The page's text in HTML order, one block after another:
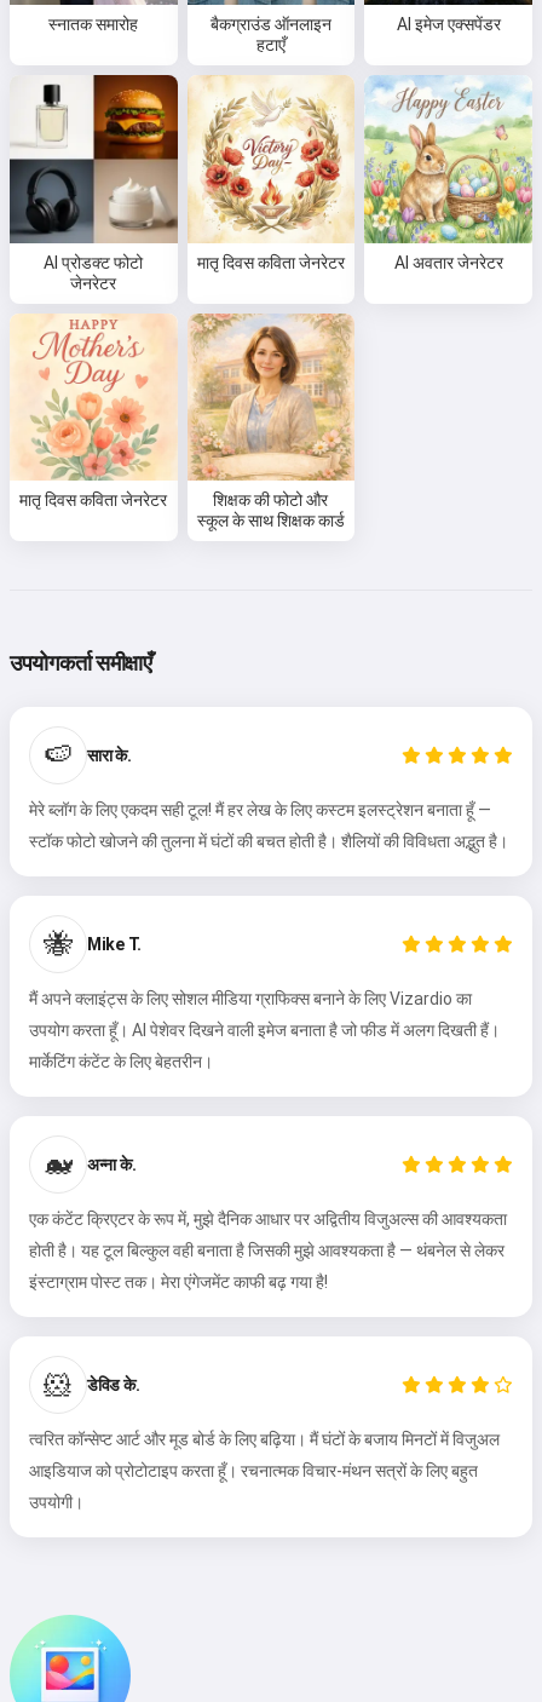
स्नातक समारोह
बैकग्राउंड ऑनलाइन
हटाएँ
AI इमेज एक्सपेंडर
AI प्रोडक्ट फोटो
जेनरेटर
मातृ दिवस कविता जेनरेटर AI अवतार जेनरेटर
मातृ दिवस कविता जेनरेटर
शिक्षक की फोटो और
स्कूल के साथ शिक्षक कार्ड
उपयोगकर्ता समीक्षाएँ
🍉 सारा के.
मेरे ब्लॉग के लिए एकदम सही टूल! मैं हर लेख के लिए कस्टम इलस्ट्रेशन बनाता हूँ —
स्टॉक फोटो खोजने की तुलना में घंटों की बचत होती है। शैलियों की विविधता अद्भुत है।
🐝 Mike T.
मैं अपने क्लाइंट्स के लिए सोशल मीडिया ग्राफिक्स बनाने के लिए Vizardio का
उपयोग करता हूँ। AI पेशेवर दिखने वाली इमेज बनाता है जो फीड में अलग दिखती हैं।
मार्केटिंग कंटेंट के लिए बेहतरीन।
🐋 अन्ना के.
एक कंटेंट क्रिएटर के रूप में, मुझे दैनिक आधार पर अद्वितीय विजुअल्स की आवश्यकता
होती है। यह टूल बिल्कुल वही बनाता है जिसकी मुझे आवश्यकता है — थंबनेल से लेकर
इंस्टाग्राम पोस्ट तक। मेरा एंगेजमेंट काफी बढ़ गया है!
🐹 डेविड के.
त्वरित कॉन्सेप्ट आर्ट और मूड बोर्ड के लिए बढ़िया। मैं घंटों के बजाय मिनटों में विजुअल
आइडियाज को प्रोटोटाइप करता हूँ। रचनात्मक विचार-मंथन सत्रों के लिए बहुत
उपयोगी।
नमस्ते 👋
मैं गाने बना सकता हूँ, कविताएँ और शुभकामनाएँ
लिख सकता हूँ 🥰
इसे मुफ्त में आज़माएँ
मैं स्वीकार करता हूँ: सेवा की शर्तें
गोपनीयता नीति
,
वापसी नीति